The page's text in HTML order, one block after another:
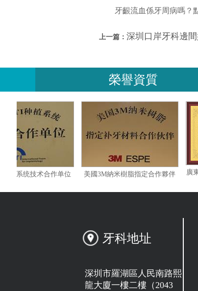
牙齦流血係牙周病嗎？
上一篇： 深圳口岸牙科邊
榮譽資質
瑞士ITI种植系统技术合作单位 美國3M納米樹脂指定合作夥伴
牙科地址
深圳市羅湖區人民南路熙
龍大廈一樓二樓（2043